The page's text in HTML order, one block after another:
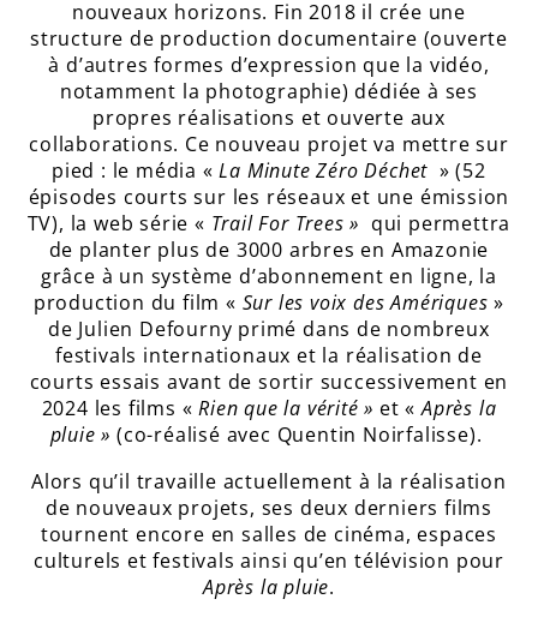
nouveaux horizons. Fin 2018 il crée une
structure de production documentaire (ouverte
à d’autres formes d’expression que la vidéo,
notamment la photographie) dédiée à ses
propres réalisations et ouverte aux
collaborations. Ce nouveau projet va mettre sur
pied : le média «La Minute Zéro Déchet » (52
épisodes courts sur les réseaux et une émission
TV), la web série « Trail For Trees » qui permettra
de planter plus de 3000 arbres en Amazonie
grâce à un système d’abonnement en ligne, la
production du film « Sur les voix des Amériques »
de Julien Defourny primé dans de nombreux
festivals internationaux et la réalisation de
courts essais avant de sortir successivement en
2024 les films «Rien que la vérité » et «Après la
pluie »(co-réalisé avec Quentin Noirfalisse).
Alors qu’il travaille actuellement à la réalisation
de nouveaux projets, ses deux derniers films
tournent encore en salles de cinéma, espaces
culturels et festivals ainsi qu’en télévision pour
Après la pluie.